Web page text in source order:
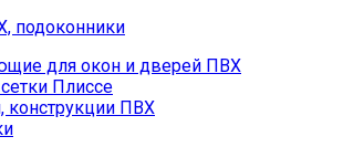
подоконники
для окон и дверей ПВХ
Плиссе
конструкции ПВХ